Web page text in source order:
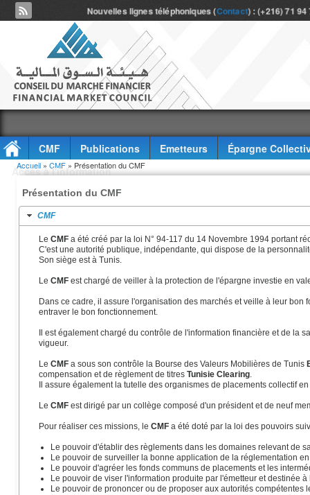
Nouvelles lignes téléphoniques (Contact) : (+216) 71
CMF Publications Emetteurs
Épargne
Accès à l'information
Vous êtes ici
Accueil » CMF » Présentation du CMF
Présentation du CMF
CMF
LeCMFa été créé par la loi N° 94-117 du 14 Novembre 1994 portant
C'est une autorité publique, indépendante, qui dispose de la
Son siège est à Tunis.
LeCMFest chargé de veiller à la protection de l'épargne investie en
Dans ce cadre, il assure l'organisation des marchés et veille à leur
entraver le bon fonctionnement.
Il est également chargé du contrôle de l'information financière et de la
vigueur.
LeCMFa sous son contrôle la Bourse des Valeurs Mobilières de Tunis
compensation et de règlement de titresTunisie Clearing
Il assure également la tutelle des organismes de placements collectif
LeCMFest dirigé par un collège composé d'un président et de neuf
Pour réaliser ces missions, leCMFa été doté par la loi des pouvoirs
Le pouvoir d'établir des règlements dans les domaines relevant de
Le pouvoir de surveiller la bonne application de la réglementation
Le pouvoir d'agréer les fonds communs de placements et les
Le pouvoir de viser l'information produite par l'émetteur et destinée à
Le pouvoir de prononcer ou de proposer aux autorités